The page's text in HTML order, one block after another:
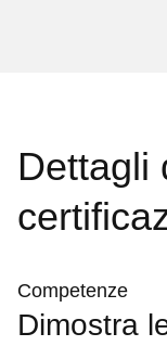
Dettagli
Competenze
Dimostra